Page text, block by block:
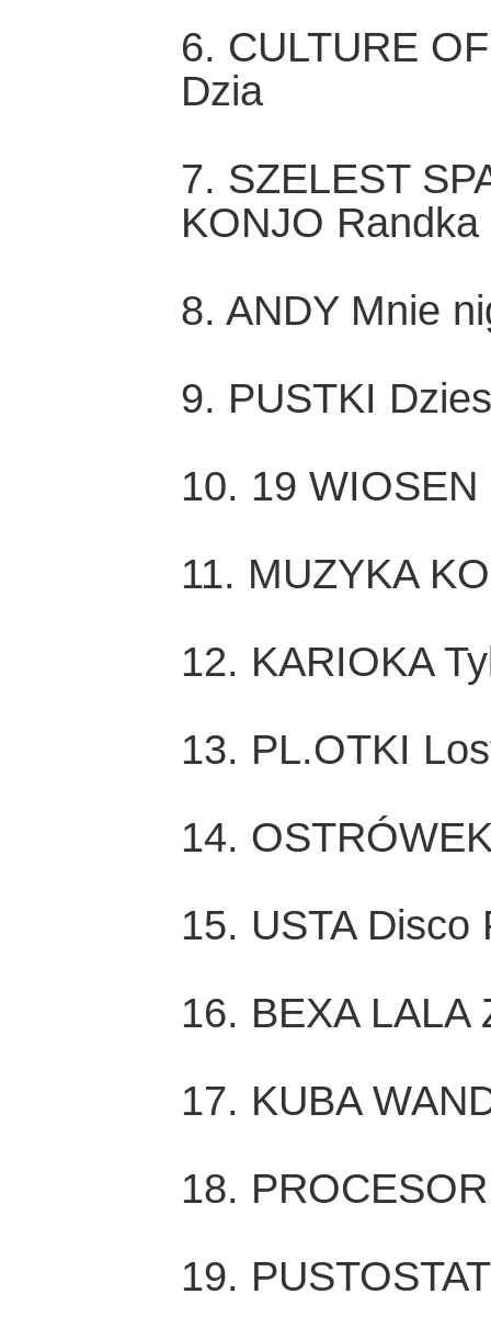
6. CULTURE
Dzia
7. SZELEST
KONJO
8. ANDY Mnie
9. PUSTKI
10. 19
11. MUZYKA
12. KARIOKA
13. PL.OTKI
14.
15. USTA Disco
16. BEXA LALA
17. KUBA
18.
19.